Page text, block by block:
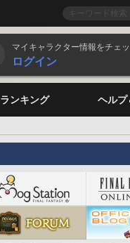
マイキャラクター情報をチェッ
ログイン
ランキング ヘルプ